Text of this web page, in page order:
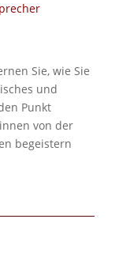
Sie, wie Sie
und
Punkt
von der
begeistern